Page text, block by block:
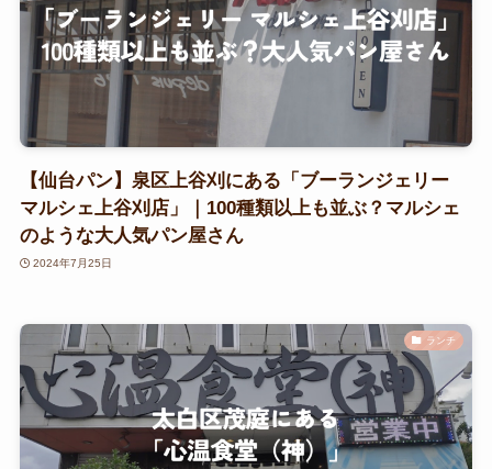
【仙台パン】泉区上谷刈にある「ブーランジェリー
マルシェ上谷刈店」｜100種類以上も並ぶ？マルシェ
のような大人気パン屋さん
2024年7月25日
ランチ